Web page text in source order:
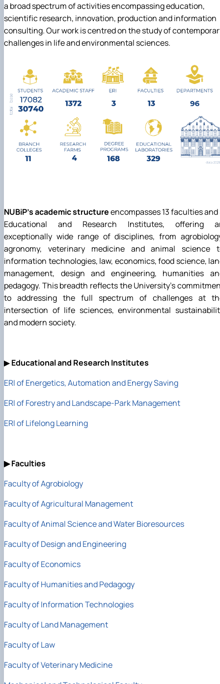
a broad spectrum of activities encompassing education,
scientific research, innovation, production and information
consulting. Our work is centred on the study of
challenges in life and environmental sciences.
NUBiP's academic structureencompasses 13 faculties and
Educational and Research Institutes, offering
exceptionally wide range of disciplines, from
agronomy, veterinary medicine and animal science
information technologies, law, economics, food science,
management, design and engineering, humanities
pedagogy. This breadth reflects the University's
to addressing the full spectrum of challenges at
intersection of life sciences, environmental
and modern society.
▶Educational and Research Institutes
ERI of Energetics, Automation and Energy Saving
ERI of Forestry and Landscape-Park Management
ERI of Lifelong Learning
▶Faculties
Faculty of Agrobiology
Faculty of Agricultural Management
Faculty of Animal Scienceand Water Bioresources
Faculty of Design and Engineering
Faculty of Economics
Faculty of Humanities and Pedagogy
Faculty of Information Technologies
Faculty of Land Management
Faculty of Law
Faculty of Veterinary Medicine